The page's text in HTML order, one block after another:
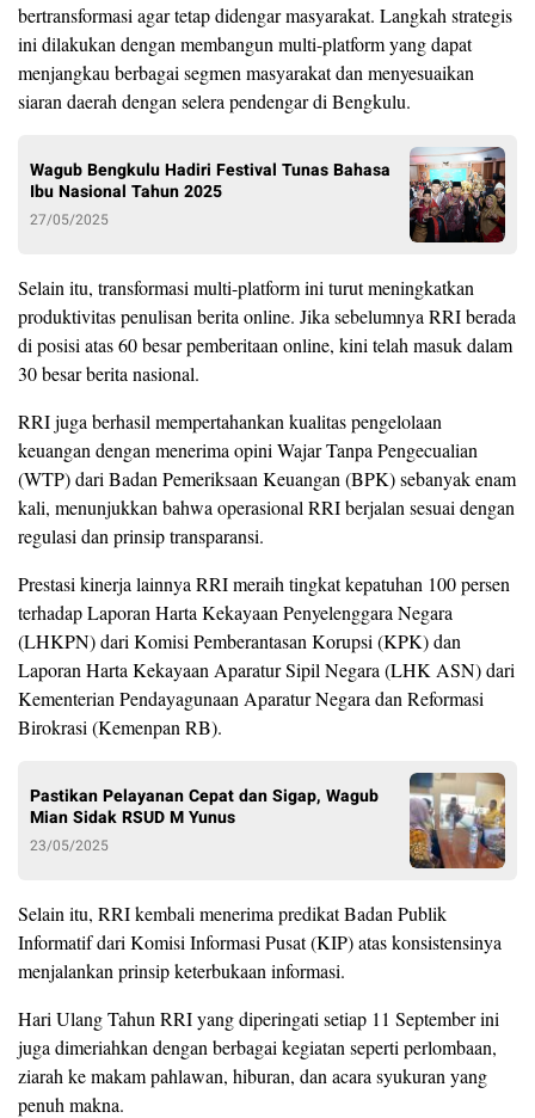
bertransformasi agar tetap didengar masyarakat. Langkah strategis
ini dilakukan dengan membangun multi-platform yang dapat
menjangkau berbagai segmen masyarakat dan menyesuaikan
siaran daerah dengan selera pendengar di Bengkulu.
Wagub Bengkulu Hadiri Festival Tunas Bahasa
Ibu Nasional Tahun 2025
27/05/2025
Selain itu, transformasi multi-platform ini turut meningkatkan
produktivitas penulisan berita online. Jika sebelumnya RRI berada
di posisi atas 60 besar pemberitaan online, kini telah masuk dalam
30 besar berita nasional.
RRI juga berhasil mempertahankan kualitas pengelolaan
keuangan dengan menerima opini Wajar Tanpa Pengecualian
(WTP) dari Badan Pemeriksaan Keuangan (BPK) sebanyak enam
kali, menunjukkan bahwa operasional RRI berjalan sesuai dengan
regulasi dan prinsip transparansi.
Prestasi kinerja lainnya RRI meraih tingkat kepatuhan 100 persen
terhadap Laporan Harta Kekayaan Penyelenggara Negara
(LHKPN) dari Komisi Pemberantasan Korupsi (KPK) dan
Laporan Harta Kekayaan Aparatur Sipil Negara (LHK ASN) dari
Kementerian Pendayagunaan Aparatur Negara dan Reformasi
Birokrasi (Kemenpan RB).
Pastikan Pelayanan Cepat dan Sigap, Wagub
Mian Sidak RSUD M Yunus
23/05/2025
Selain itu, RRI kembali menerima predikat Badan Publik
Informatif dari Komisi Informasi Pusat (KIP) atas konsistensinya
menjalankan prinsip keterbukaan informasi.
Hari Ulang Tahun RRI yang diperingati setiap 11 September ini
juga dimeriahkan dengan berbagai kegiatan seperti perlombaan,
ziarah ke makam pahlawan, hiburan, dan acara syukuran yang
penuh makna.